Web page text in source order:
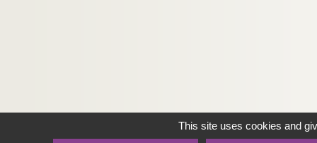
This site uses cookies and